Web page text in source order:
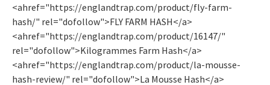
<ahref="https://englandtrap.com/product/fly-farm-
hash/" rel="dofollow">FLY FARM HASH</a>
<ahref="https://englandtrap.com/product/16147/"
rel="dofollow">Kilogrammes Farm Hash</a>
<ahref="https://englandtrap.com/product/la-mousse-
hash-review/" rel="dofollow">La Mousse Hash</a>